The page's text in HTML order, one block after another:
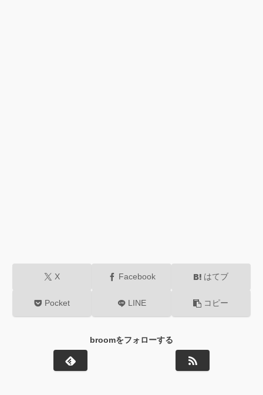
X Facebook はてブ
Pocket LINE コピー
broomをフォローする